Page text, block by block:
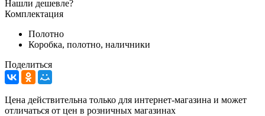
Нашли дешевле?
Комплектация
Полотно
Коробка, полотно, наличники
Поделиться
Цена действительна только для интернет-магазина и может
отличаться от цен в розничных магазинах